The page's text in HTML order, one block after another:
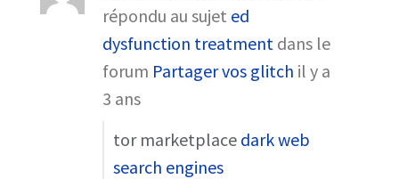
répondu au sujet ed
dysfunction treatment dans le
forum Partager vos glitch il y a
3 ans
tor marketplace dark web
search engines